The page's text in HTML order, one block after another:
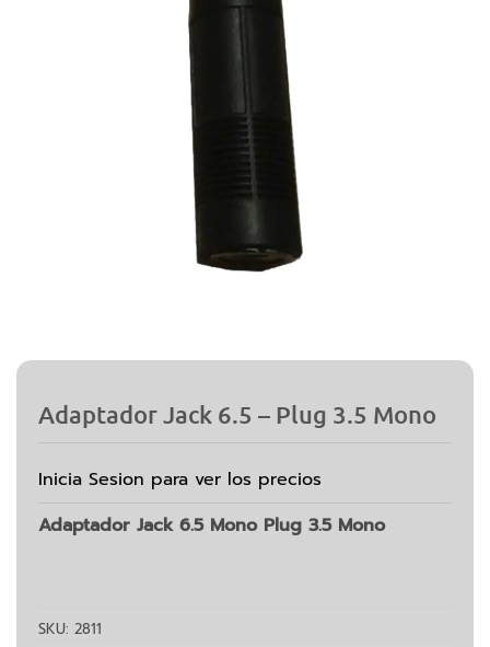
Adaptador Jack 6.5 – Plug 3.5 Mono
Inicia Sesion para ver los precios
Adaptador Jack 6.5 Mono Plug 3.5 Mono
SKU: 2811